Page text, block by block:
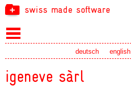
swiss made software
english
deutsch
igeneve sàrl